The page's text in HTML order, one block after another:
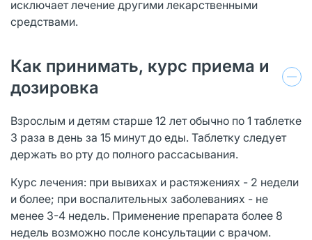
исключает лечение другими лекарственными
средствами.
Как принимать, курс приема и
дозировка
Взрослым и детям старше 12 лет обычно по 1 таблетке
3 раза в день за 15 минут до еды. Таблетку следует
держать во рту до полного рассасывания.
Курс лечения: при вывихах и растяжениях - 2 недели
и более; при воспалительных заболеваниях - не
менее 3-4 недель. Применение препарата более 8
недель возможно после консультации с врачом.